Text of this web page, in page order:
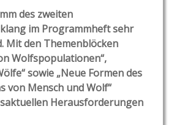
des zweiten
im Programmheft sehr
Mit den Themenblöcken
Wolfspopulationen“,
sowie „Neue Formen des
von Mensch und Wolf“
Herausforderungen